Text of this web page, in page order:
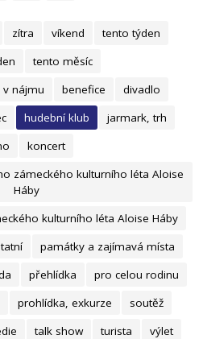
zítra víkend
tento týden
tento měsíc
v nájmu benefice
divadlo
hudební klub
jarmark, trh
koncert
zámeckého kulturního léta Aloise
Háby
kulturního léta Aloise Háby
památky a zajímavá místa
přehlídka
pro celou rodinu
prohlídka, exkurze
soutěž
talk show turista
výlet